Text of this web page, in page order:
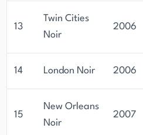
13
Twin Cities
Noir
2006
14 London Noir 2006
15
New Orleans
Noir
2007